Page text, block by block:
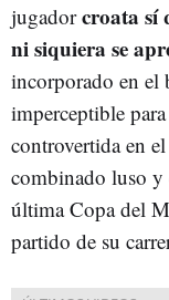
jugadorcroata sí
ni siquiera se
incorporado en el
imperceptible
controvertida en
combinado luso y
última Copa del
partido de su